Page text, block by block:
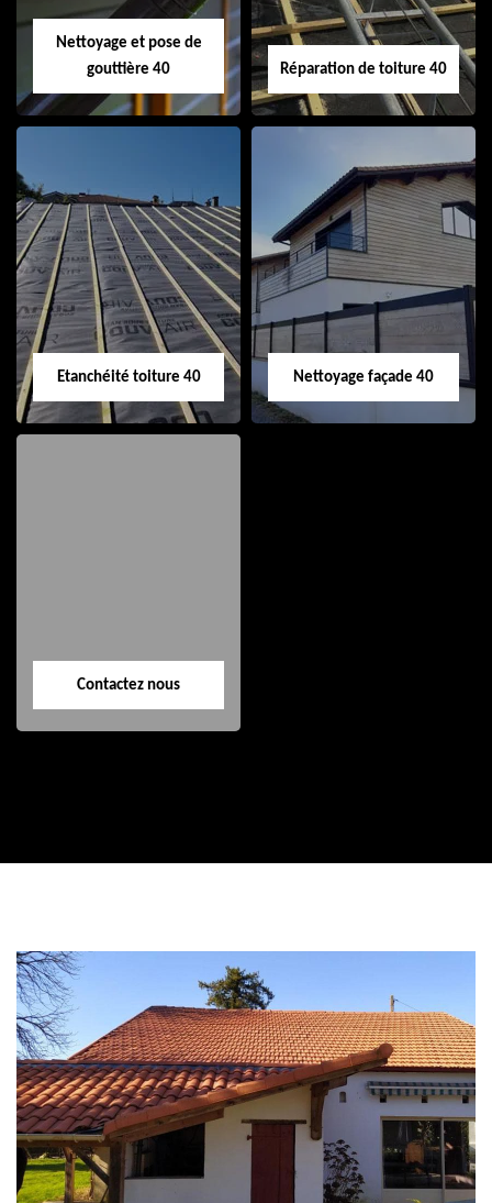
Nettoyage et pose de
gouttière 40
Nettoyage et pose
de gouttière 40
Réparation de toiture 40
Réparation de
toiture 40
Etanchéité toiture 40 Nettoyage façade 40
Contactez nous